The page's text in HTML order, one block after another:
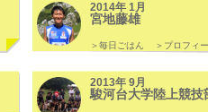
2014年 1月
宮地藤雄
＞毎日ごはん ＞プロフィ
2013年 9月
駿河台大学陸上競技